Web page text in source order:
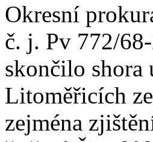
Okresní
č. j. Pv 772/
skončilo shora
Litoměřicích
zejména